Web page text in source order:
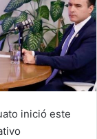
inició este